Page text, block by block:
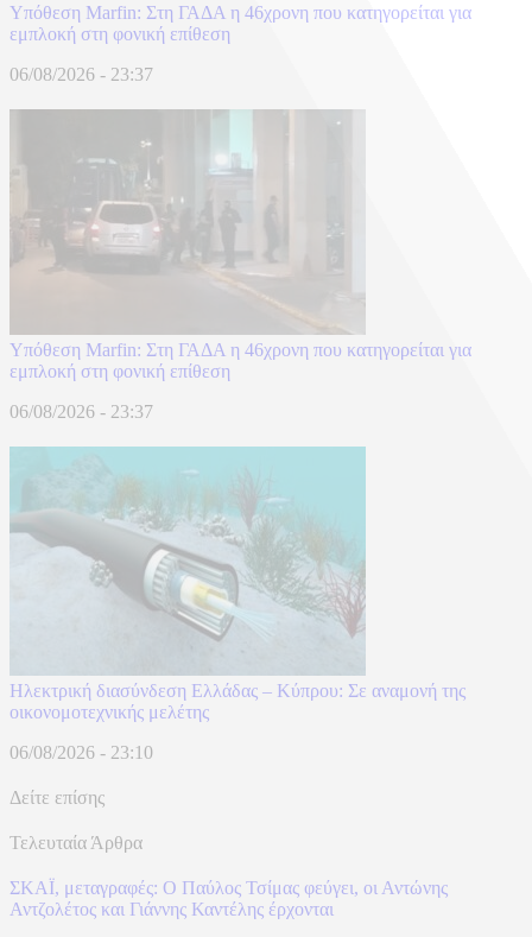
Υπόθεση Marfin: Στη ΓΑΔΑ η 46χρονη που κατηγορείται για
εμπλοκή στη φονική επίθεση
06/08/2026 - 23:37
Υπόθεση Marfin: Στη ΓΑΔΑ η 46χρονη που κατηγορείται για
εμπλοκή στη φονική επίθεση
06/08/2026 - 23:37
Ηλεκτρική διασύνδεση Ελλάδας – Κύπρου: Σε αναμονή της
οικονομοτεχνικής μελέτης
06/08/2026 - 23:10
Δείτε επίσης
Τελευταία Άρθρα
ΣΚΑΪ, μεταγραφές: Ο Παύλος Τσίμας φεύγει, οι Αντώνης
Αντζολέτος και Γιάννης Καντέλης έρχονται